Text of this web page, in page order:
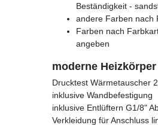
Beständigkeit -
andere Farben nach
Farben nach
angeben
moderne
Drucktest Wärmetauscher
inklusive Wandbefestigung
inklusive Entlüftern G1/8"
Verkleidung für Anschluss